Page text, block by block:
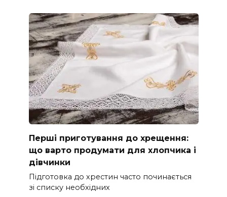
Перші приготування до хрещення:
що варто продумати для хлопчика і
дівчинки
Підготовка до хрестин часто починається
зі списку необхідних